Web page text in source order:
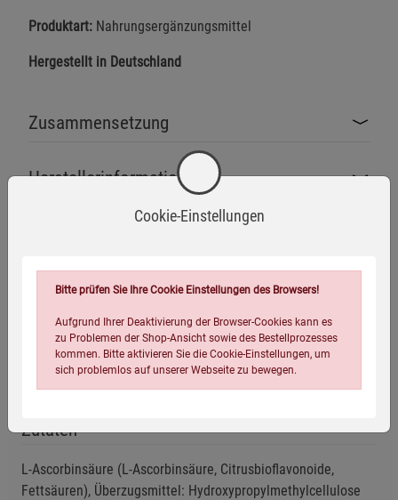
Produktart: Nahrungsergänzungsmittel
Hergestellt in Deutschland
Zusammensetzung
Herstellerinformationen
Vegan
Zutaten
L-Ascorbinsäure (L-Ascorbinsäure, Citrusbioflavonoide,
Fettsäuren), Überzugsmittel: Hydroxypropylmethylcellulose
Cookie-Einstellungen
Bitte prüfen Sie Ihre Cookie Einstellungen des Browsers!
Aufgrund Ihrer Deaktivierung der Browser-Cookies kann es
zu Problemen der Shop-Ansicht sowie des Bestellprozesses
kommen. Bitte aktivieren Sie die Cookie-Einstellungen, um
sich problemlos auf unserer Webseite zu bewegen.